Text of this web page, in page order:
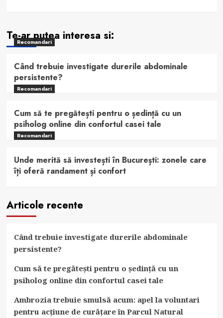
Te-ar putea interesa si:
Recomandari
Când trebuie investigate durerile abdominale
persistente?
Recomandari
Cum să te pregătești pentru o ședință cu un
psiholog online din confortul casei tale
Recomandari
Unde merită să investești în București: zonele care
îți oferă randament și confort
Articole recente
Când trebuie investigate durerile abdominale
persistente?
Cum să te pregătești pentru o ședință cu un
psiholog online din confortul casei tale
Ambrozia trebuie smulsă acum: apel la voluntari
pentru acțiune de curățare în Parcul Natural